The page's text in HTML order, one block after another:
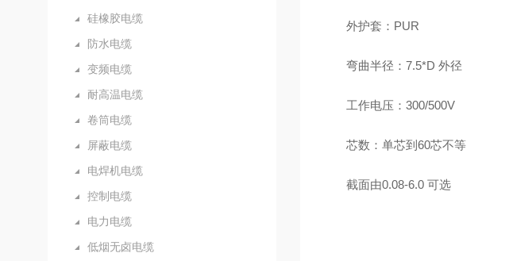
硅橡胶电缆
防水电缆
变频电缆
耐高温电缆
卷筒电缆
屏蔽电缆
电焊机电缆
控制电缆
电力电缆
低烟无卤电缆
外护套：PUR
弯曲半径：7.5*D 外径
工作电压：300/500V
芯数：单芯到60芯不等
截面由0.08-6.0 可选